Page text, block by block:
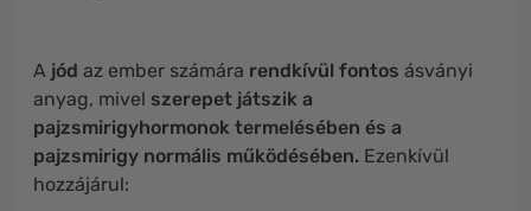
A jód az ember számára rendkívül fontos ásványi
anyag, mivel szerepet játszik a
pajzsmirigyhormonok termelésében és a
pajzsmirigy normális működésében. Ezenkívül
hozzájárul: